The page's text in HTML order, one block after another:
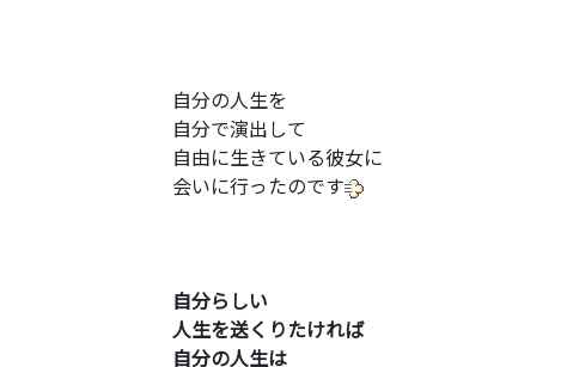
自分の人生を
自分で演出して
自由に生きている彼女に
会いに行ったのです
自分らしい
人生を送くりたければ
自分の人生は